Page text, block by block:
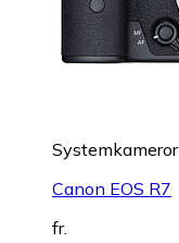
Systemkameror
Canon EOS R7
fr.